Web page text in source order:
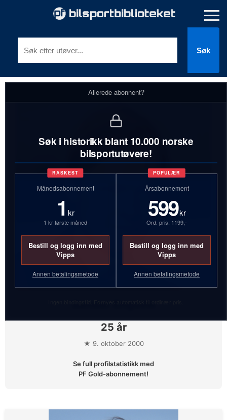
Søk
25 år
★ 9. oktober 2000
Se full profilstatistikk med
PF Gold-abonnement!
Allerede abonnent?
Søk i historikk blant 10.000 norske
bilsportutøvere!
RASKEST
Månedsabonnement
1 kr
1 kr første måned
Bestill og logg inn med
Vipps
Annen betalingsmetode
POPULÆR
Årsabonnement
599kr
Ord. pris: 1199,-
Bestill og logg inn med
Vipps
Annen betalingsmetode